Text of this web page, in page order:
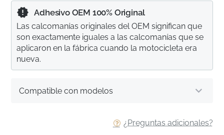
¿Preguntas adicionales?
Compatible con modelos
Adhesivo OEM 100% Original
Las calcomanías originales del OEM significan que
son exactamente iguales a las calcomanías que se
aplicaron en la fábrica cuando la motocicleta era
nueva.